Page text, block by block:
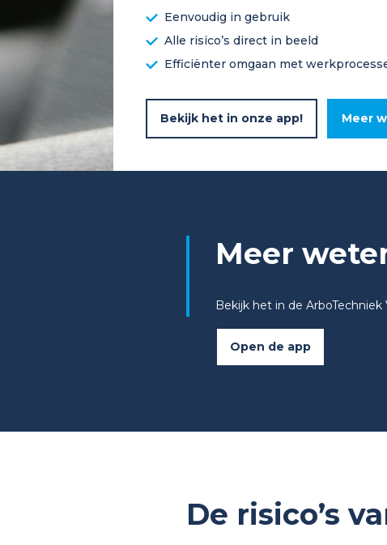
Eenvoudig in gebruik
Alle risico’s direct in beeld
Efficiënter omgaan met
Bekijk het in onze app! Meer
Meer
Bekijk het in de ArboTechniek
Open de app
De risico’s